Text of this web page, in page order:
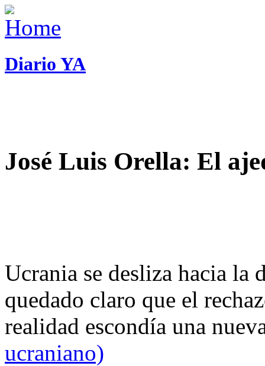
Diario YA
José Luis Orella: El
Ucrania se desliza hacia
quedado claro que el
realidad escondía una
ucraniano)